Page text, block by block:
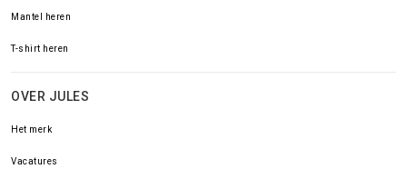
Mantel heren
T-shirt heren
OVER JULES
Het merk
Vacatures